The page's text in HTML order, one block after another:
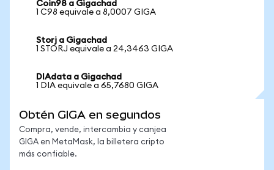
Coin98 a Gigachad
1 C98 equivale a 8,0007 GIGA
Storj a Gigachad
1 STORJ equivale a 24,3463 GIGA
DIAdata a Gigachad
1 DIA equivale a 65,7680 GIGA
Obtén GIGA en segundos
Compra, vende, intercambia y canjea
GIGA en MetaMask, la billetera cripto
más confiable.